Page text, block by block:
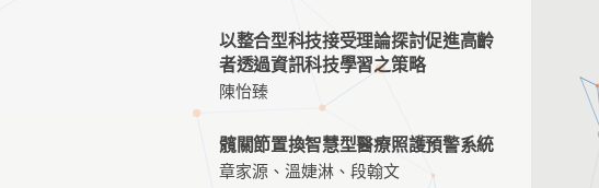
以整合型科技接受理論探討促進高齡
者透過資訊科技學習之策略
陳怡臻
髖關節置換智慧型醫療照護預警系統
章家源、溫婕淋、段翰文